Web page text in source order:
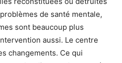
de santé mentale,
sont beaucoup plus
aussi. Le centre
changements. Ce qui